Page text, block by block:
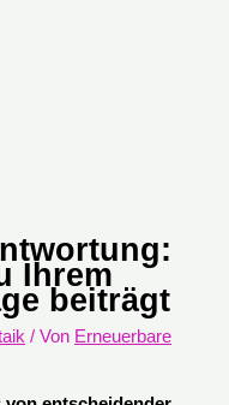
Ihrem
beiträgt
/ Von Erneuerbare